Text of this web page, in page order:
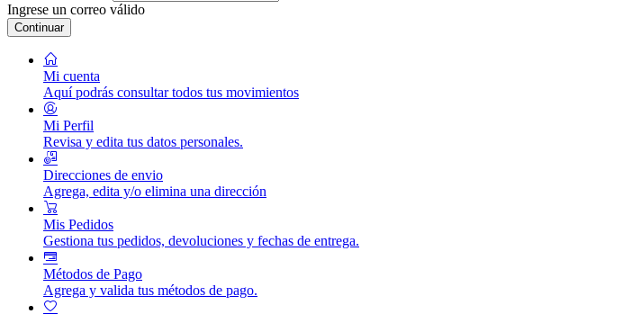
Ingrese un correo válido
Continuar
Mi cuenta
Aquí podrás consultar todos tus movimientos
Mi Perfil
Revisa y edita tus datos personales.
Direcciones de envio
Agrega, edita y/o elimina una dirección
Mis Pedidos
Gestiona tus pedidos, devoluciones y fechas de entrega.
Métodos de Pago
Agrega y valida tus métodos de pago.